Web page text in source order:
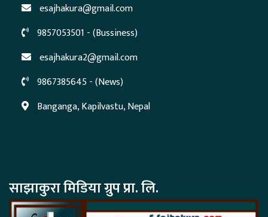
esajhakura@gmail.com
9857053501 - (Bussiness)
esajhakura2@gmail.com
9867385645 - (News)
Banganga, Kapilvastu, Nepal
साझाकुरा मिडिया ग्रुप प्रा. लि.